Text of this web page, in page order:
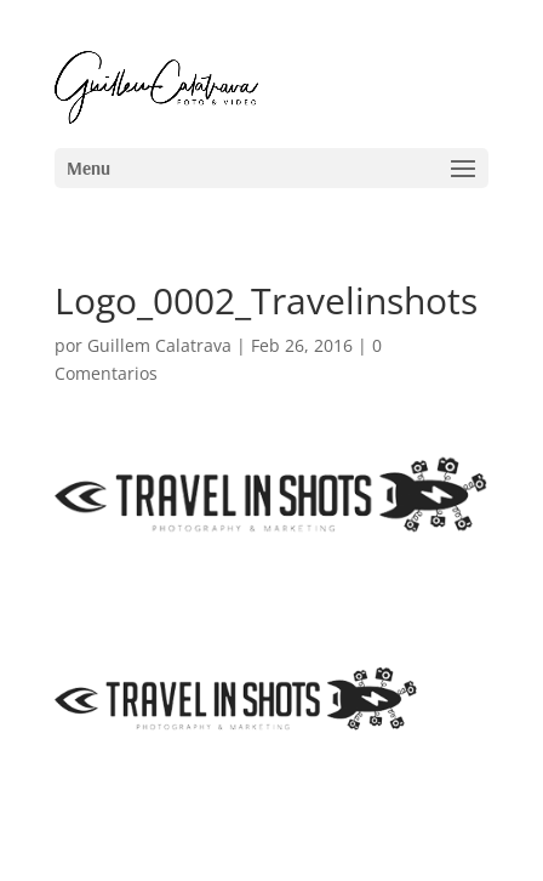
Logo_0002_Travelinshots
por Guillem Calatrava | Feb 26, 2016| 0
Comentarios